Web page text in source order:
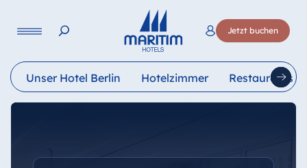
Jetzt buchen
Unser Hotel Berlin Hotelzimmer Restaurants